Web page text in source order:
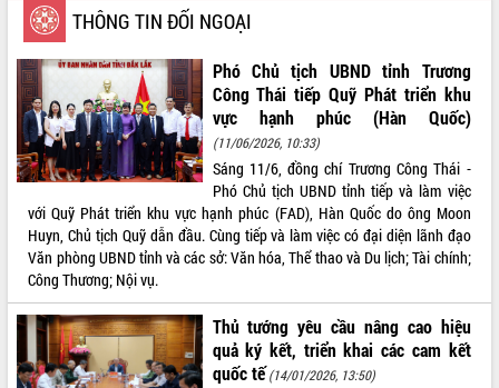
VIDEO
THÔNG TIN ĐỐI NGOẠI
Phó Chủ tịch UBND tỉnh Trương
Công Thái tiếp Quỹ Phát triển khu
vực hạnh phúc (Hàn Quốc)
(11/06/2026, 10:33)
Sáng 11/6, đồng chí Trương Công Thái -
Phó Chủ tịch UBND tỉnh tiếp và làm việc
với Quỹ Phát triển khu vực hạnh phúc (FAD), Hàn Quốc do ông Moon
Huyn, Chủ tịch Quỹ dẫn đầu. Cùng tiếp và làm việc có đại diện lãnh đạo
Văn phòng UBND tỉnh và các sở: Văn hóa, Thể thao và Du lịch; Tài chính;
Công Thương; Nội vụ.
Thủ tướng yêu cầu nâng cao hiệu
quả ký kết, triển khai các cam kết
quốc tế (14/01/2026, 13:50)